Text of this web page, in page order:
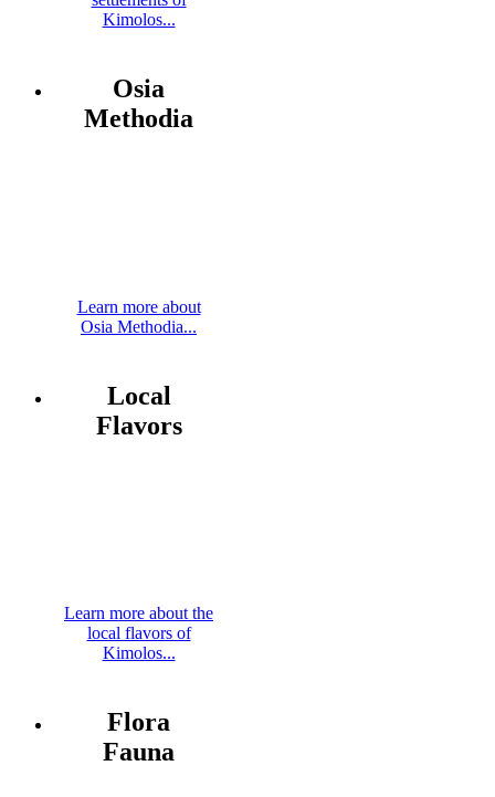
Kimolos...
Osia
Methodia
Learn more about
Osia Methodia...
Local
Flavors
Learn more about the
local flavors of
Kimolos...
Flora
Fauna